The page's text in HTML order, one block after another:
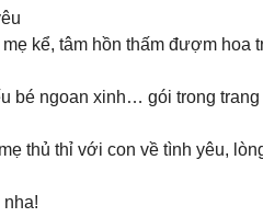
kể, tâm hồn thấm đượm hoa
bé ngoan xinh… gói trong
thủ thỉ với con về tình yêu,